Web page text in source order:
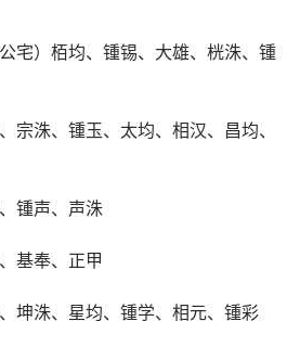
宅）栢均、锺锡、大雄、桄洙、锺
宗洙、锺玉、太均、相汉、昌均、
锺声、声洙
基奉、正甲
坤洙、星均、锺学、相元、锺彩